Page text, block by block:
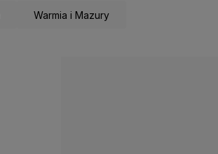
Warmia i Mazury